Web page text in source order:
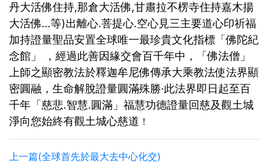
丹大活佛住持,那倉大活佛,甘肅拉不楞寺住持嘉木揚
大活佛…等)出離心.菩提心.空心見三主要道心印祈福
加持證量聖品安置全球唯一最珍貴文化指標「佛陀紀
念館」 ，經過此善因緣交會百千年中，「佛法僧」
上師之顯密教法於釋迦牟尼佛傳承大乘教法使法界顯
密圓融，生命解脫證量圓滿殊勝·此法界即日起至百
千年「慈悲.智慧.圓滿」福慧功德證量回慈及觀土城
淨向您始終有觀土城心慈道 ！
上一篇(全球首先於最大去中心化交)